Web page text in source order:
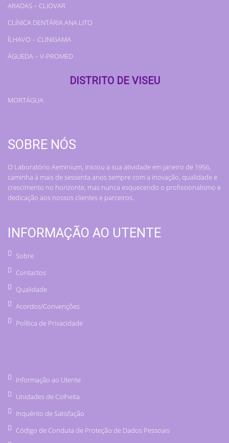
ARADAS – CLIOVAR
CLÍNICA DENTÁRIA ANA LITO
ÍLHAVO – CLINIGAMA
ÁGUEDA – V-PROMED
DISTRITO DE VISEU
MORTÁGUA
SOBRE NÓS
O Laboratório Aeminium, iniciou a sua atividade em janeiro de 1956,
caminha à mais de sessenta anos sempre com a inovação, qualidade e
crescimento no horizonte, mas nunca esquecendo o profissionalismo e
dedicação aos nossos clientes e parceiros.
INFORMAÇÃO AO UTENTE
Sobre
Contactos
Qualidade
Acordos/Convenções
Política de Privacidade
Informação ao Utente
Unidades de Colheita
Inquérito de Satisfação
Código de Conduta de Proteção de Dados Pessoais